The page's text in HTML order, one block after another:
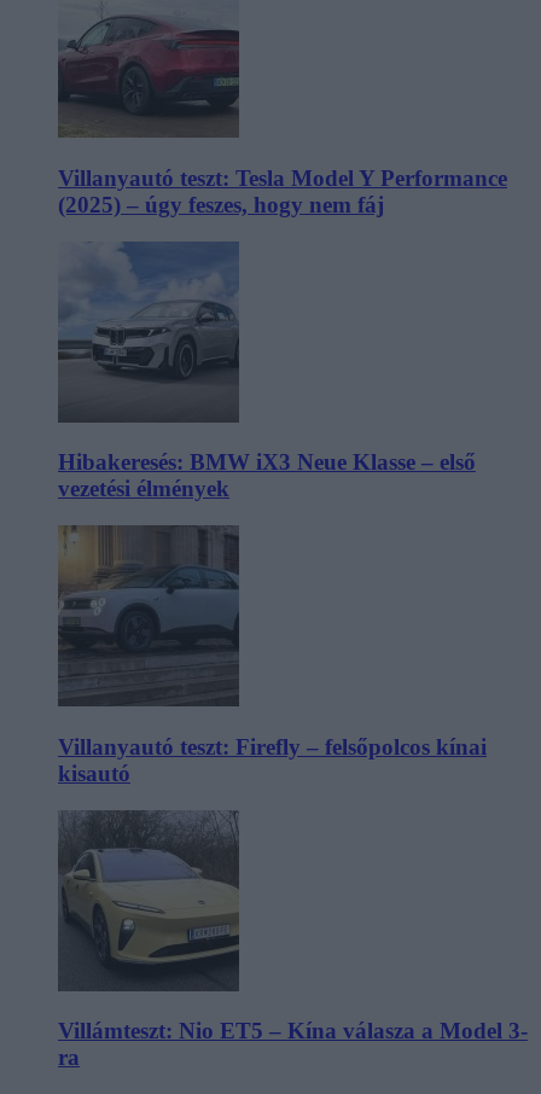
Villanyautó teszt: Tesla Model Y Performance
(2025) – úgy feszes, hogy nem fáj
Hibakeresés: BMW iX3 Neue Klasse – első
vezetési élmények
Villanyautó teszt: Firefly – felsőpolcos kínai
kisautó
Villámteszt: Nio ET5 – Kína válasza a Model 3-
ra